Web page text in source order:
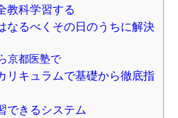
教科学習する
なるべくその日のうちに解決
京都医塾で
リキュラムで基礎から徹底指
できるシステム